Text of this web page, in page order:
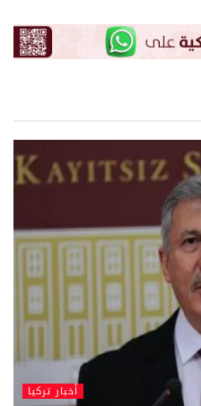
أخبار تركيا